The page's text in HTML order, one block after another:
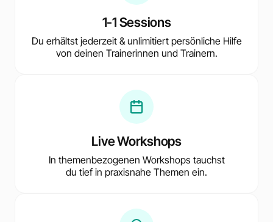
1-1 Sessions
Du erhältst jederzeit & unlimitiert persönliche Hilfe
von deinen Trainerinnen und Trainern.
Live Workshops
In themenbezogenen Workshops tauchst
du tief in praxisnahe Themen ein.